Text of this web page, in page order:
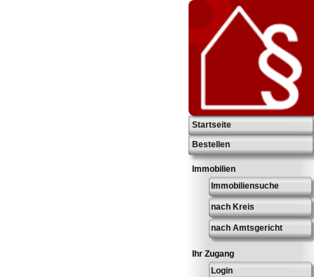
Startseite
Bestellen
Immobilien
Immobiliensuche
nach Kreis
nach Amtsgericht
Ihr Zugang
Login